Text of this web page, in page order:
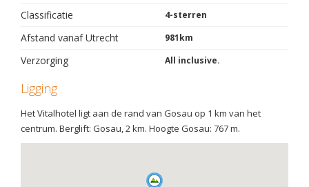
Classificatie 4-sterren
Afstand vanaf Utrecht 981km
Verzorging All inclusive.
Ligging
Het Vitalhotel ligt aan de rand van Gosau op 1 km van het
centrum. Berglift: Gosau, 2 km. Hoogte Gosau: 767 m.